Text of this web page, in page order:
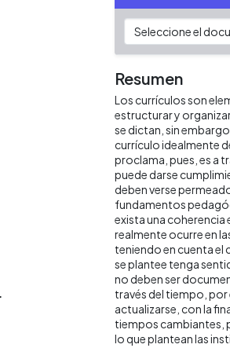
Resumen
Los currículos son
estructurar y
se dictan, sin
currículo idealmente
proclama, pues, es a
puede darse
deben verse
fundamentos
exista una coherencia
realmente ocurre en
teniendo en cuenta el
se plantee tenga
no deben ser
través del tiempo, por
actualizarse, con la
tiempos cambiantes,
lo que plantean las